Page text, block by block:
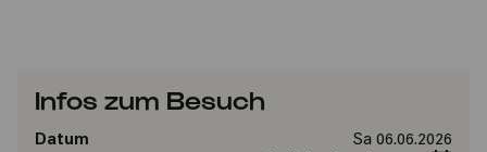
Infos zum Besuch
Datum
Sa 06.06.2026